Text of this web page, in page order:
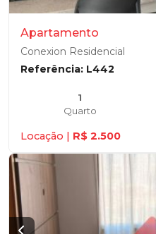
Apartamento
Conexion Residencial
Referência: L442
1
Quarto
Locação | R$ 2.500